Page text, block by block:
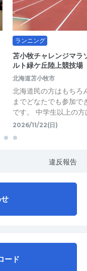
ランニング
苫小牧チャレンジマ
ルト緑ケ丘陸上競技場
北海道苫小牧市
北海道民の方はもちろ
までどなたでも参加で
です。 中学生以上の
2026/11/22(日)
違反報告
ード